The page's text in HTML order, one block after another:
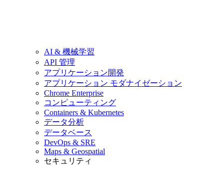
AI & 機械学習
API 管理
アプリケーション開発
アプリケーション モダナイゼーション
Chrome Enterprise
コンピューティング
Containers & Kubernetes
データ分析
データベース
DevOps & SRE
Maps & Geospatial
セキュリティ